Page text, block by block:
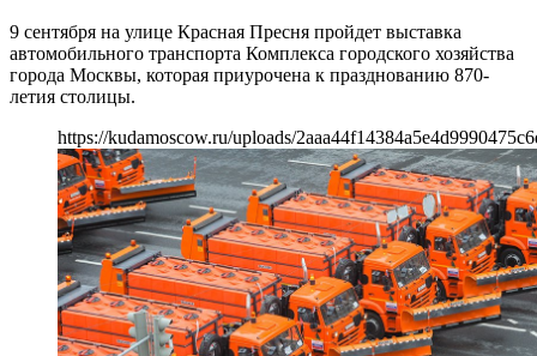
9 сентября на улице Красная Пресня пройдет выставка
автомобильного транспорта Комплекса городского хозяйства
города Москвы, которая приурочена к празднованию 870-
летия столицы.
https://kudamoscow.ru/uploads/